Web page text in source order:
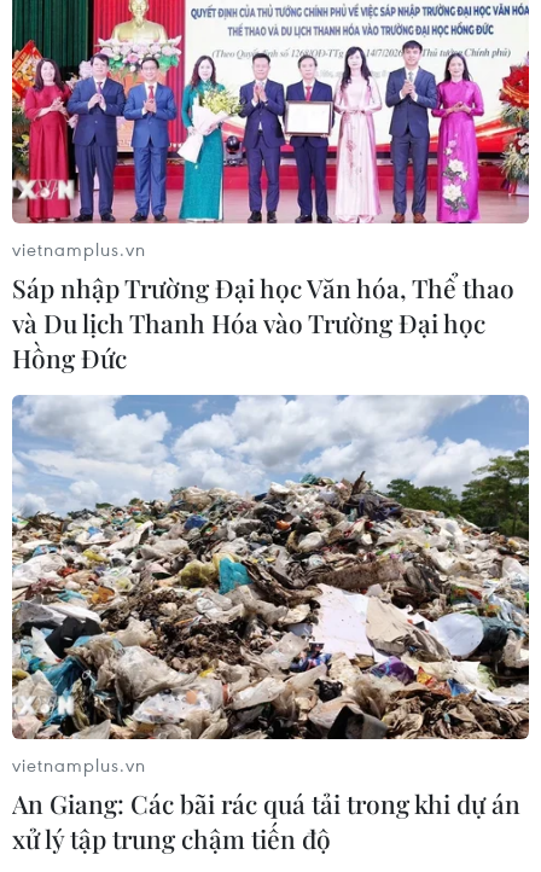
vietnamplus.vn
Sáp nhập Trường Đại học Văn hóa, Thể thao
và Du lịch Thanh Hóa vào Trường Đại học
Hồng Đức
vietnamplus.vn
An Giang: Các bãi rác quá tải trong khi dự án
xử lý tập trung chậm tiến độ